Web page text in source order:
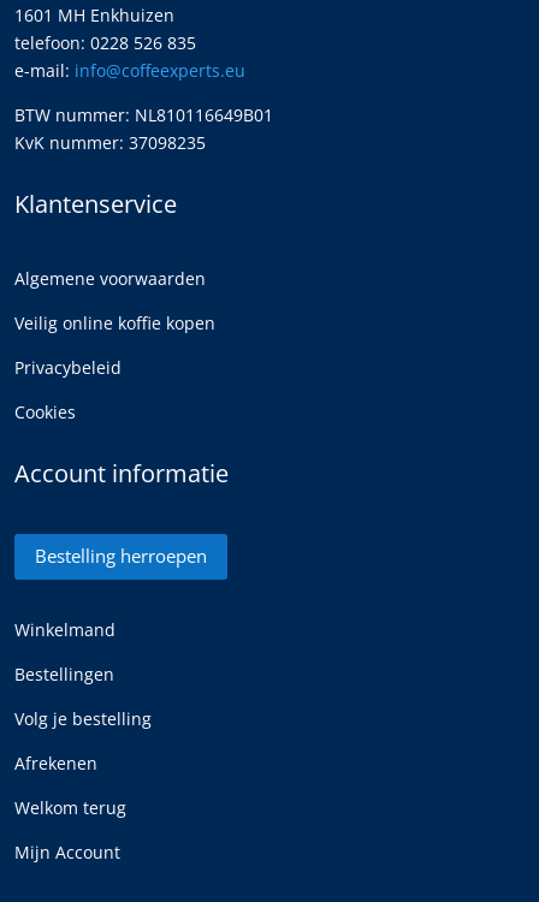
1601 MH Enkhuizen
telefoon: 0228 526 835
e-mail: info@coffeexperts.eu
BTW nummer: NL810116649B01
KvK nummer: 37098235
Klantenservice
Algemene voorwaarden
Veilig online koffie kopen
Privacybeleid
Cookies
Account informatie
Bestelling herroepen
Winkelmand
Bestellingen
Volg je bestelling
Afrekenen
Welkom terug
Mijn Account